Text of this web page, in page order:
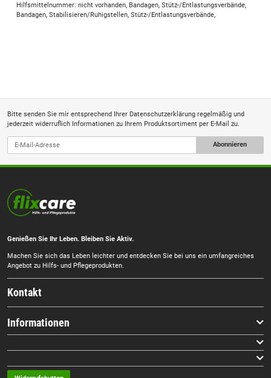
Hilfsmittelnummer: nicht vorhanden, Bandagen, Stütz-/Entlastungsverbände,
Bandagen, Stabilisieren/Ruhigstellen, Stütz-/Entlastungsverbände,
Bitte senden Sie mir entsprechend Ihrer Datenschutzerklärung regelmäßig und
jederzeit widerruflich Informationen zu Ihrem Produktsortiment per E-Mail zu.
Abonnieren
Genießen Sie Ihr Leben. Bleiben Sie Aktiv.
Machen Sie sich das Leben leichter und entdecken Sie bei uns ein umfangreiches
Angebot zu Hilfs- und Pflegeprodukten.
Kontakt
Informationen